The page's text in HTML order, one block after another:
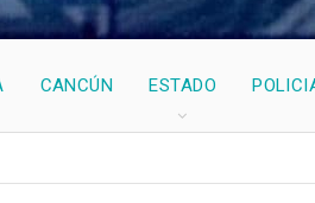
CANCÚN ESTADO